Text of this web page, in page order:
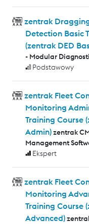
zentrak
Detection Basic
(zentrak DED
- Modular
Podstawowy
zentrak Fleet
Monitoring
Training Course
Admin)zentrak
Management
Ekspert
zentrak Fleet
Monitoring
Training Course
Advanced)